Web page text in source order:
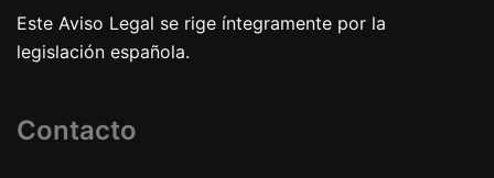
Este Aviso Legal se rige íntegramente por la
legislación española.
Contacto